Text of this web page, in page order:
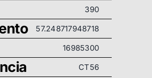
390
57.248717948718
16985300
CT56